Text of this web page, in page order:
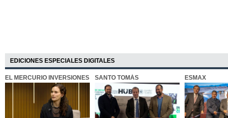
EDICIONES ESPECIALES DIGITALES
EL MERCURIO INVERSIONES SANTO TOMÁS ESMAX